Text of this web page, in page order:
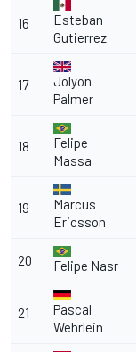
16
Esteban
Gutierrez
17
Jolyon
Palmer
18
Felipe
Massa
19
Marcus
Ericsson
20 Felipe Nasr
21
Pascal
Wehrlein